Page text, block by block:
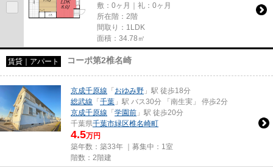
敷：0ヶ月｜礼：0ヶ月
所在階：2階
間取り：1LDK
面積：34.78㎡
賃貸｜アパート コーポ第2椎名崎
京成千原線 「 おゆみ野 」駅 徒歩18分
総武線 「 千葉 」駅 バス30分 「南生実」 停歩2分
京成千原線 「 学園前 」駅 徒歩20分
千葉県千葉市緑区椎名崎町
4.5万円
築年数：築33年 ｜募集中： 1室
階数：2階建